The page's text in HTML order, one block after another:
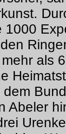
1000
als
Abeler